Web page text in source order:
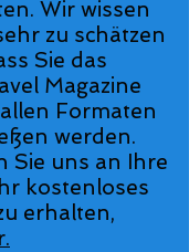
Wir wissen
zu schätzen
Sie das
Magazine
Formaten
werden.
Sie uns an Ihre
kostenloses
erhalten,